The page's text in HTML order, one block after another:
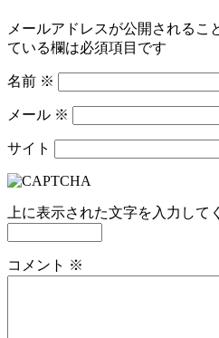
メールアドレスが公開されるこ
ている欄は必須項目です
名前 ※
メール ※
サイト
上に表示された文字を入力して
コメント ※